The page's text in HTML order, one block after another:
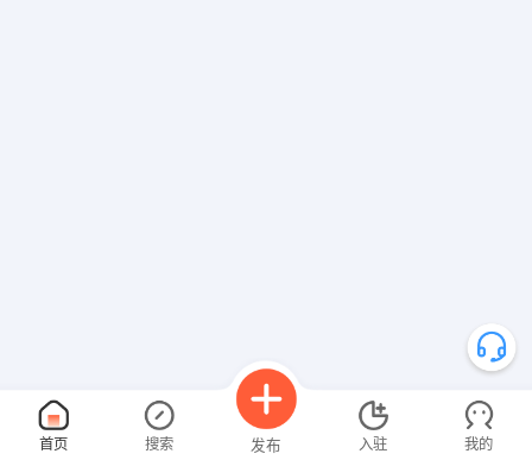
首页 搜索 发布 入驻 我的